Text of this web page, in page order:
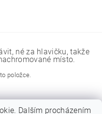
né za hlavičku, takže
místo.
položce.
Dalším procházením